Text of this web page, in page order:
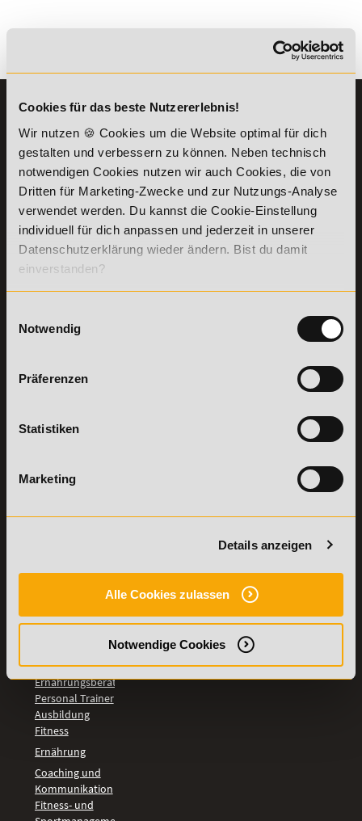
Cookies für das beste Nutzererlebnis!
Wir nutzen 🍪 Cookies um die Website optimal für dich
gestalten und verbessern zu können. Neben technisch
notwendigen Cookies nutzen wir auch Cookies, die von
Dritten für Marketing-Zwecke und zur Nutzungs-Analyse
verwendet werden. Du kannst die Cookie-Einstellung
individuell für dich anpassen und jederzeit in unserer
Datenschutzerklärung wieder ändern. Bist du damit
einverstanden?
Notwendig
Präferenzen
Statistiken
Marketing
Details anzeigen
Alle Cookies zulassen
Notwendige Cookies
Es gibt keine Einträge mit diesem Anfangsbuchstaben.
KONTAKT
07191-22987-0
WhatsApp:
+49 (0) 7191 9513201
Academy of Sports GmbH
Willy-Brandt-Platz 2
71522Backnang
Aus dem Ausland:
Fax:+49 (0) 7191 - 229 87 – 99
Montag bis Donnerstag: 8:00 - 19:00 Uhr
INFORMATIONEN
Die Academy
Lehr- und
Lernmethoden
PreisFAIRsprechen
Online Campus
Fördermöglichkeiten
Bildungsgutschein
der Academy of
Weiterbildungen
LEHRGÄNGE
Fitnesstrainer A-
Fernlehrgang
Ernährungsberater
Personal Trainer
Personal Coach
werden
Mentaltrainer
Motivationstrainer
BILDUNGSBEREICHE
Fernlehrgang
Ernährungsberater
Personal Trainer
Ausbildung
Fitness
Ernährung
Coaching und
Kommunikation
Fitness- und